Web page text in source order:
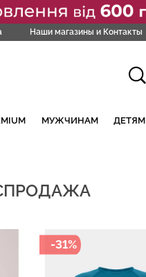
Наши магазины и Контакты
МУЖЧИНАМ ДЕТЯМ
-31%